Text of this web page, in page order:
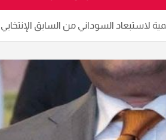
السوداني من السابق الإنتخابي